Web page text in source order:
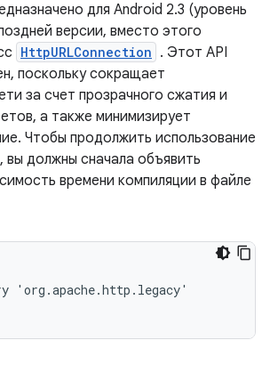
для Android 2.3 (уровень
версии, вместо этого
HttpURLConnection . Этот API
поскольку сокращает
за счет прозрачного сжатия и
а также минимизирует
Чтобы продолжить использование
вы должны сначала объявить
времени компиляции в файле
'org.apache.http.legacy'